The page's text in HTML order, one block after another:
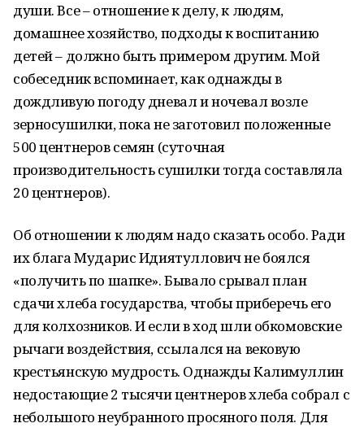
души. Все – отношение к делу, к людям,
домашнее хозяйство, подходы к воспитанию
детей – должно быть примером другим. Мой
собеседник вспоминает, как однажды в
дождливую погоду дневал и ночевал возле
зерносушилки, пока не заготовил положенные
500 центнеров семян (суточная
производительность сушилки тогда составляла
20 центнеров).
Об отношении к людям надо сказать особо. Ради
их блага Мударис Идиятуллович не боялся
«получить по шапке». Бывало срывал план
сдачи хлеба государства, чтобы приберечь его
для колхозников. И если в ход шли обкомовские
рычаги воздействия, ссылался на вековую
крестьянскую мудрость. Однажды Калимуллин
недостающие 2 тысячи центнеров хлеба собрал с
небольшого неубранного просяного поля. Для